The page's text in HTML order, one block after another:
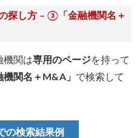
探し方 – ③「金融機関名＋
機関は専用のページを持って
機関名＋M&A」 で検索して
の検索結果例